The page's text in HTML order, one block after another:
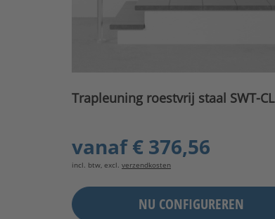
Trapleuning roestvrij staal SWT-CL
vanaf€ 376,56
incl. btw, excl. verzendkosten
NU CONFIGUREREN